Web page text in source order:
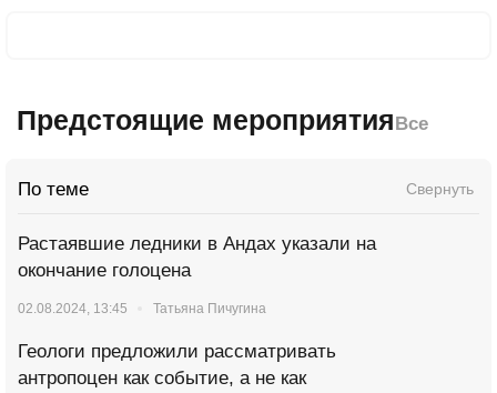
Предстоящие мероприятия Все
По теме Свернуть
Растаявшие ледники в Андах указали на
окончание голоцена
02.08.2024, 13:45 Татьяна Пичугина
Геологи предложили рассматривать
антропоцен как событие, а не как